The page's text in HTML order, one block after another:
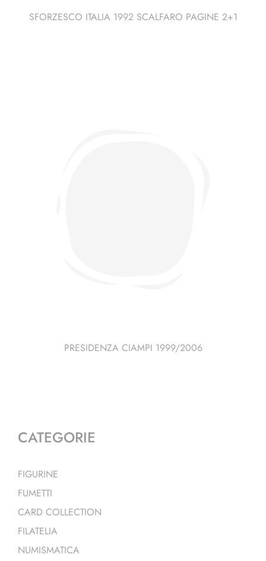
SFORZESCO ITALIA 1992 SCALFARO PAGINE 2+1
PRESIDENZA CIAMPI 1999/2006
CATEGORIE
FIGURINE
FUMETTI
CARD COLLECTION
FILATELIA
NUMISMATICA